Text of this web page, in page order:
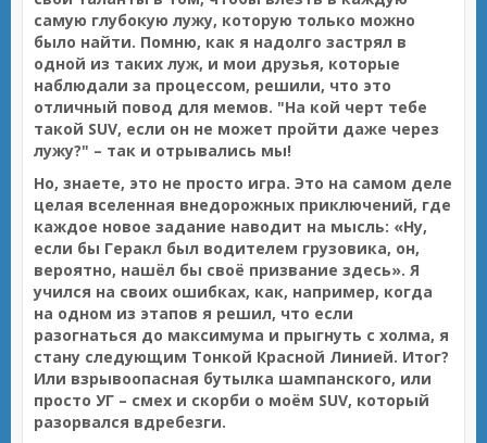
самую глубокую лужу, которую только можно
было найти. Помню, как я надолго застрял в
одной из таких луж, и мои друзья, которые
наблюдали за процессом, решили, что это
отличный повод для мемов. "На кой черт тебе
такой SUV, если он не может пройти даже через
лужу?" – так и отрывались мы!
Но, знаете, это не просто игра. Это на самом деле
целая вселенная внедорожных приключений, где
каждое новое задание наводит на мысль: «Ну,
если бы Геракл был водителем грузовика, он,
вероятно, нашёл бы своё призвание здесь». Я
учился на своих ошибках, как, например, когда
на одном из этапов я решил, что если
разогнаться до максимума и прыгнуть с холма, я
стану следующим Тонкой Красной Линией. Итог?
Или взрывоопасная бутылка шампанского, или
просто УГ – смех и скорби о моём SUV, который
разорвался вдребезги.